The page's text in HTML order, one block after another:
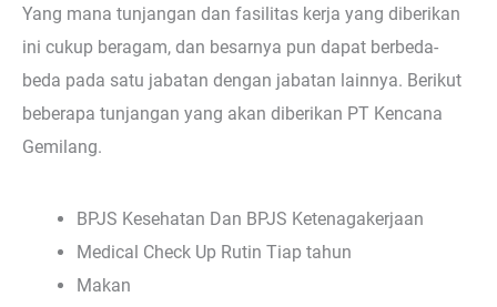
Yang mana tunjangan dan fasilitas kerja yang diberikan
ini cukup beragam, dan besarnya pun dapat berbeda-
beda pada satu jabatan dengan jabatan lainnya. Berikut
beberapa tunjangan yang akan diberikan PT Kencana
Gemilang.
BPJS Kesehatan Dan BPJS Ketenagakerjaan
Medical Check Up Rutin Tiap tahun
Makan